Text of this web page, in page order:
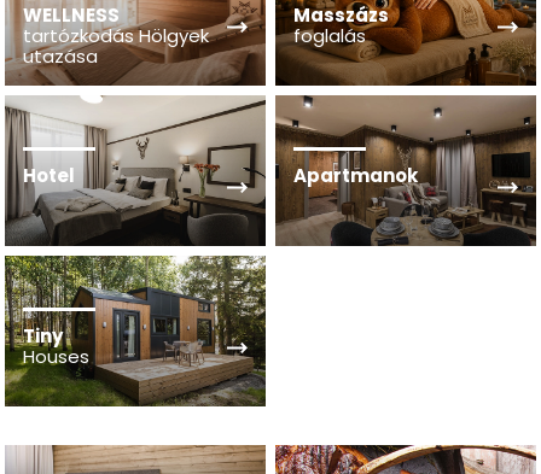
WELLNESS
tartózkodás Hölgyek
utazása
Masszázs
foglalás
Hotel Apartmanok
Tiny
Houses